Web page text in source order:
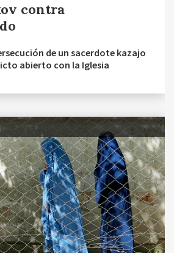
contra
de un sacerdote kazajo
abierto con la Iglesia